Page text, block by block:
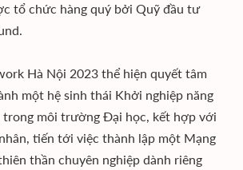
tổ chức hàng quý bởi Quỹ đầu tư
Hà Nội 2023 thể hiện quyết tâm
một hệ sinh thái Khởi nghiệp năng
trong môi trường Đại học, kết hợp với
tiến tới việc thành lập một Mạng
thần chuyên nghiệp dành riêng